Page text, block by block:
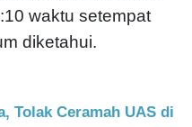
waktu setempat
diketahui.
Tolak Ceramah UAS di